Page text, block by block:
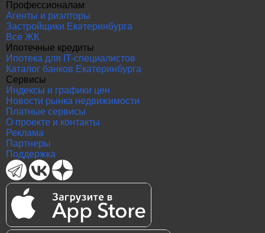
Профессионалам
Агенты и риэлторы
Застройщики Екатеринбурга
Все ЖК
Ипотечные кредиты
Ипотека для IT-специалистов
Каталог банков Екатеринбурга
Сервисы
Индексы и графики цен
Новости рынка недвижимости
Платные сервисы
О проекте и контакты
Реклама
Партнеры
Поддержка